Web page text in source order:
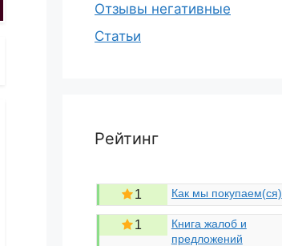
Отзывы негативные
Статьи
Рейтинг
1 Как мы покупаем(ся)
1
Книга жалоб и
предложений